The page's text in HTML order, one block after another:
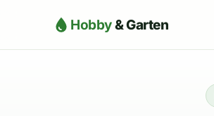
Hobby& Garten